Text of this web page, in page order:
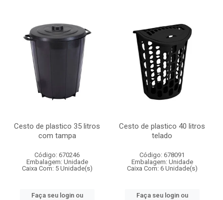
Cesto de plastico 35 litros
com tampa
Código: 670246
Embalagem: Unidade
Caixa Com: 5 Unidade(s)
Faça seu login ou
Cesto de plastico 40 litros
telado
Código: 678091
Embalagem: Unidade
Caixa Com: 6 Unidade(s)
Faça seu login ou